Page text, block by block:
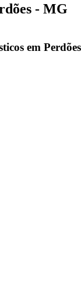
- MG
em Perdões